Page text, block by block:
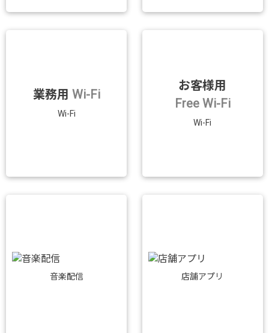
業務用 Wi-Fi
Wi-Fi
お客様用
Free Wi-Fi
Wi-Fi
音楽配信 店舗アプリ